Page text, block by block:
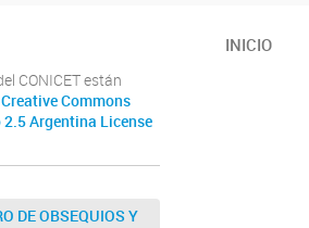
CONICET están
Creative Commons
Argentina License
DE OBSEQUIOS Y
INICIO